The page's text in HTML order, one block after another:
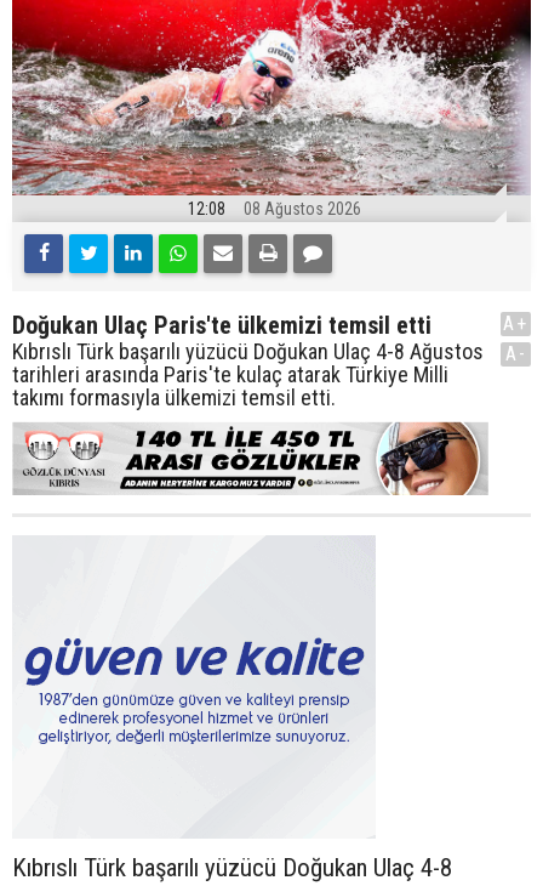
12:08 08 Ağustos 2026
Doğukan Ulaç Paris'te ülkemizi temsil etti
Kıbrıslı Türk başarılı yüzücü Doğukan Ulaç 4-8 Ağustos
tarihleri arasında Paris'te kulaç atarak Türkiye Milli
takımı formasıyla ülkemizi temsil etti.
A+
A-
Kıbrıslı Türk başarılı yüzücü Doğukan Ulaç 4-8